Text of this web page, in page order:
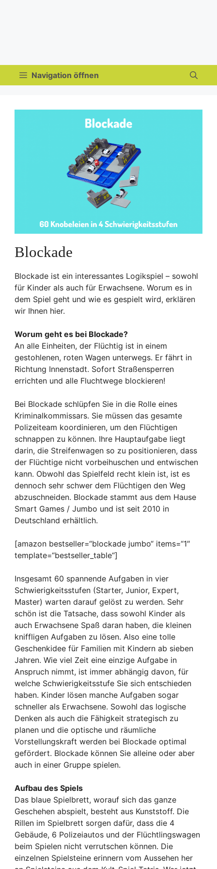
Navigation öffnen
Blockade
Blockade ist ein interessantes Logikspiel – sowohl
für Kinder als auch für Erwachsene. Worum es in
dem Spiel geht und wie es gespielt wird, erklären
wir Ihnen hier.
Worum geht es bei Blockade?
An alle Einheiten, der Flüchtig ist in einem
gestohlenen, roten Wagen unterwegs. Er fährt in
Richtung Innenstadt. Sofort Straßensperren
errichten und alle Fluchtwege blockieren!
Bei Blockade schlüpfen Sie in die Rolle eines
Kriminalkommissars. Sie müssen das gesamte
Polizeiteam koordinieren, um den Flüchtigen
schnappen zu können. Ihre Hauptaufgabe liegt
darin, die Streifenwagen so zu positionieren, dass
der Flüchtige nicht vorbeihuschen und entwischen
kann. Obwohl das Spielfeld recht klein ist, ist es
dennoch sehr schwer dem Flüchtigen den Weg
abzuschneiden. Blockade stammt aus dem Hause
Smart Games / Jumbo und ist seit 2010 in
Deutschland erhältlich.
[amazon bestseller=“blockade jumbo“ items=“1″
template=“bestseller_table“]
Insgesamt 60 spannende Aufgaben in vier
Schwierigkeitsstufen (Starter, Junior, Expert,
Master) warten darauf gelöst zu werden. Sehr
schön ist die Tatsache, dass sowohl Kinder als
auch Erwachsene Spaß daran haben, die kleinen
kniffligen Aufgaben zu lösen. Also eine tolle
Geschenkidee für Familien mit Kindern ab sieben
Jahren. Wie viel Zeit eine einzige Aufgabe in
Anspruch nimmt, ist immer abhängig davon, für
welche Schwierigkeitsstufe Sie sich entschieden
haben. Kinder lösen manche Aufgaben sogar
schneller als Erwachsene. Sowohl das logische
Denken als auch die Fähigkeit strategisch zu
planen und die optische und räumliche
Vorstellungskraft werden bei Blockade optimal
gefördert. Blockade können Sie alleine oder aber
auch in einer Gruppe spielen.
Aufbau des Spiels
Das blaue Spielbrett, worauf sich das ganze
Geschehen abspielt, besteht aus Kunststoff. Die
Rillen im Spielbrett sorgen dafür, dass die 4
Gebäude, 6 Polizeiautos und der Flüchtlingswagen
beim Spielen nicht verrutschen können. Die
einzelnen Spielsteine erinnern vom Aussehen her